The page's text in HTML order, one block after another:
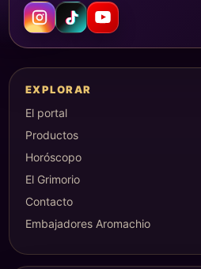
EXPLORAR
El portal
Productos
Horóscopo
El Grimorio
Contacto
Embajadores Aromachio